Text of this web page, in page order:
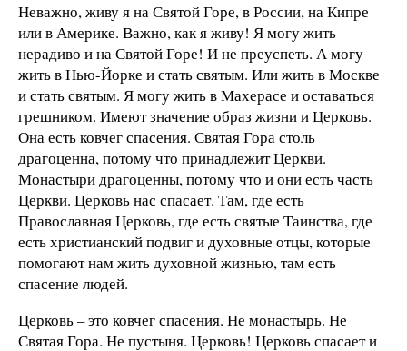
Неважно, живу я на Святой Горе, в России, на Кипре
или в Америке. Важно, как я живу! Я могу жить
нерадиво и на Святой Горе! И не преуспеть. А могу
жить в Нью-Йорке и стать святым. Или жить в Москве
и стать святым. Я могу жить в Махерасе и оставаться
грешником. Имеют значение образ жизни и Церковь.
Она есть ковчег спасения. Святая Гора столь
драгоценна, потому что принадлежит Церкви.
Монастыри драгоценны, потому что и они есть часть
Церкви. Церковь нас спасает. Там, где есть
Православная Церковь, где есть святые Таинства, где
есть христианский подвиг и духовные отцы, которые
помогают нам жить духовной жизнью, там есть
спасение людей.
Церковь – это ковчег спасения. Не монастырь. Не
Святая Гора. Не пустыня. Церковь! Церковь спасает и